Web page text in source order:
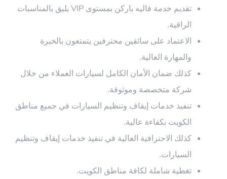
تقديم خدمة فاليه باركن بمستوى VIP يليق بالمناسبات
الراقية.
الاعتماد على سائقين محترفين يتمتعون بالخبرة
والمهارة العالية.
كذلك ضمان الأمان الكامل لسيارات العملاء من خلال
شركة متخصصة وموثوقة.
تنفيذ خدمات إيقاف وتنظيم السيارات في جميع مناطق
الكويت بكفاءة عالية.
كذلك الاحترافية العالية في تنفيذ خدمات إيقاف وتنظيم
السيارات.
تغطية شاملة لكافة مناطق الكويت.